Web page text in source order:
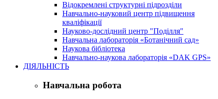
Відокремлені структурні підрозділи
Навчально-науковий центр підвищення
кваліфікації
Науково-дослідний центр "Поділля"
Навчальна лабораторія «Ботанічний сад»
Наукова бібліотека
Навчально-наукова лабораторія «DAK GPS»
ДІЯЛЬНІСТЬ
Навчальна робота